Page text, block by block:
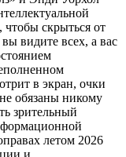
чтобы скрыться от
видите всех, а вас
в экран, очки
обязаны никому
зрительный
летом 2026
и